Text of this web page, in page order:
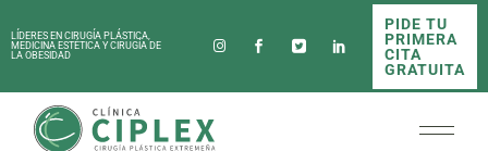
LÍDERES EN CIRUGÍA PLÁSTICA,
MEDICINA ESTÉTICA Y CIRUGÍA DE
LA OBESIDAD
PIDE TU
PRIMERA
CITA
GRATUITA